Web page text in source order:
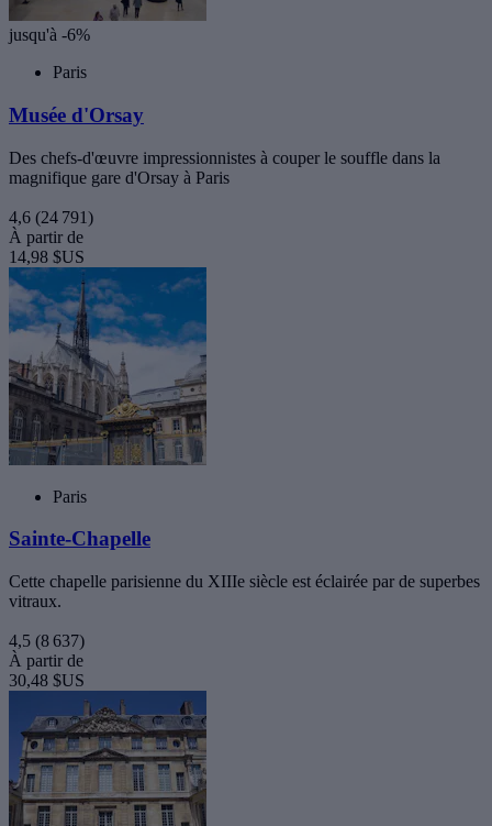
jusqu'à -6%
Paris
Musée d'Orsay
Des chefs-d'œuvre impressionnistes à couper le souffle dans la
magnifique gare d'Orsay à Paris
4,6 (24 791)
À partir de
14,98 $US
Paris
Sainte-Chapelle
Cette chapelle parisienne du XIIIe siècle est éclairée par de superbes
vitraux.
4,5 (8 637)
À partir de
30,48 $US